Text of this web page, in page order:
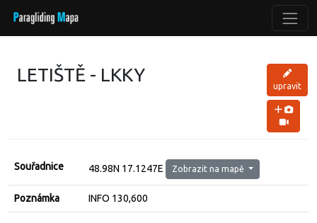
LETIŠTĚ - LKKY
upravit
Souřadnice 48.98N 17.1247E Zobrazit na mapě
Poznámka INFO 130,600